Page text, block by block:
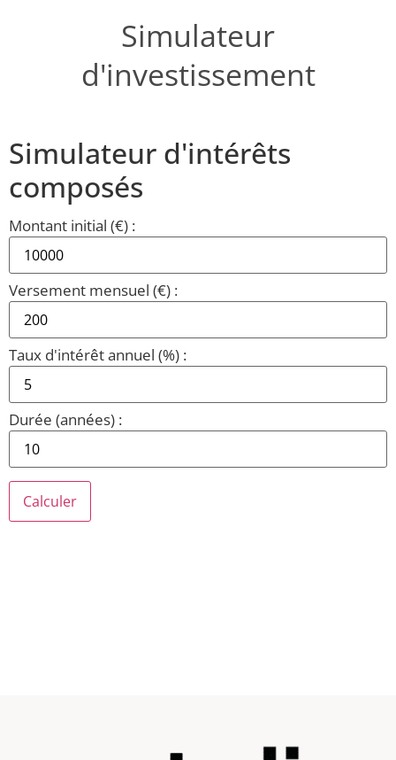
Simulateur
d'investissement
Simulateur d'intérêts
composés
Montant initial (€) :
Versement mensuel (€) :
Taux d'intérêt annuel (%) :
Durée (années) :
Calculer